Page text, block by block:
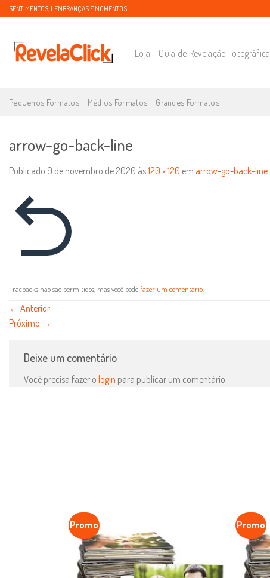
SENTIMENTOS, LEMBRANÇAS E MOMENTOS
Loja Guia de Revelação Fotográfica
Pequenos Formatos Médios Formatos Grandes Formatos
arrow-go-back-line
Publicado 9 de novembro de 2020 às120 × 120 em arrow-go-back-line
Tracbacks não são permitidos, mas você pode fazer um comentário
← Anterior
Próximo →
Deixe um comentário
Você precisa fazer o login para publicar um comentário.
Promo Promo